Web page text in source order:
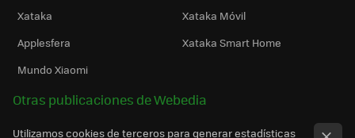
Xataka
Xataka Móvil
Applesfera
Xataka Smart Home
Mundo Xiaomi
Otras publicaciones de Webedia
Utilizamos cookies de terceros para generar estadísticas